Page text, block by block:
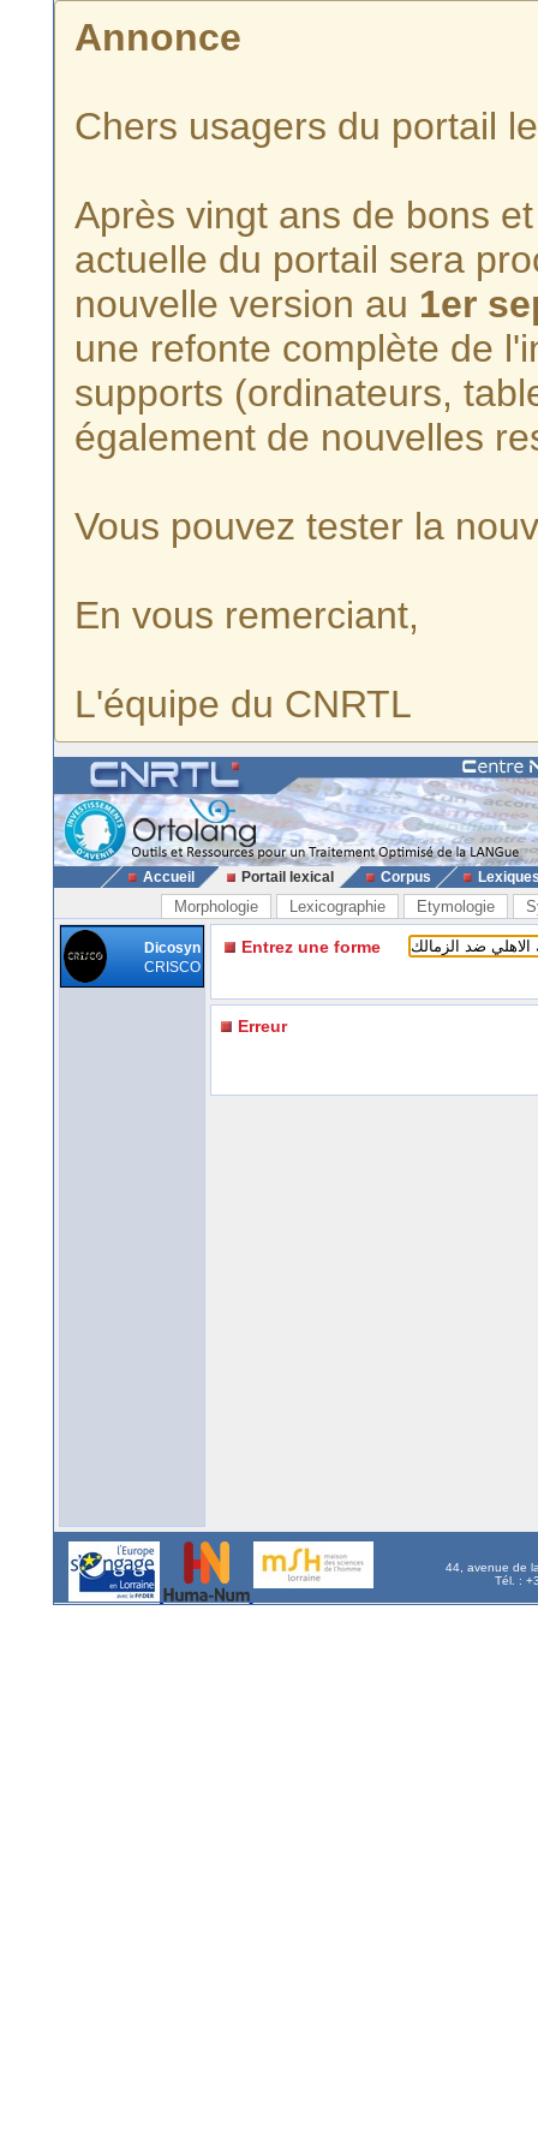
Annonce
Chers usagers du portail
Après vingt ans de bons
actuelle du portail sera
nouvelle version au 1er
une refonte complète de
supports (ordinateurs,
également de nouvelles
Vous pouvez tester la
En vous remerciant,
L'équipe du CNRTL
Accueil Portail lexical Corpus
Morphologie Lexicographie Etymologie
Dicosyn
CRISCO
Entrez une forme
Erreur
44, avenue de
Tél. :